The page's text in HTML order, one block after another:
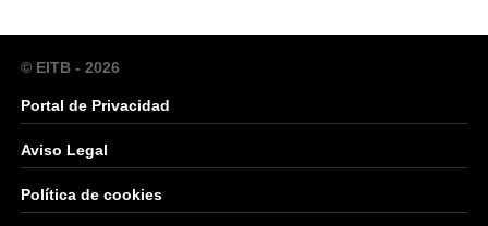
© EITB - 2026
Portal de Privacidad
Aviso Legal
Política de cookies